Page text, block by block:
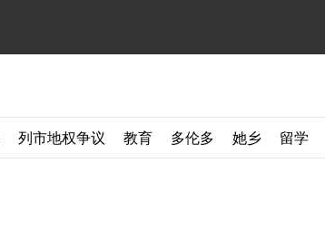
列市地权争议 教育 多伦多 她乡 留学